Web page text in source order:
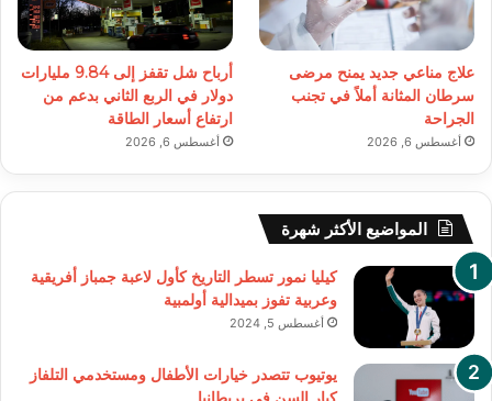
علاج مناعي جديد يمنح مرضى
سرطان المثانة أملاً في تجنب
الجراحة
أغسطس 6, 2026
أرباح شل تقفز إلى 9.84 مليارات
دولار في الربع الثاني بدعم من
ارتفاع أسعار الطاقة
أغسطس 6, 2026
المواضيع الأكثر شهرة
كيليا نمور تسطر التاريخ كأول لاعبة جمباز أفريقية
وعربية تفوز بميدالية أولمبية
أغسطس 5, 2024
يوتيوب تتصدر خيارات الأطفال ومستخدمي التلفاز